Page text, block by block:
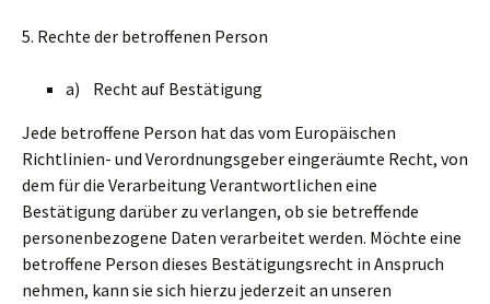
5. Rechte der betroffenen Person
a) Recht auf Bestätigung
Jede betroffene Person hat das vom Europäischen
Richtlinien- und Verordnungsgeber eingeräumte Recht, von
dem für die Verarbeitung Verantwortlichen eine
Bestätigung darüber zu verlangen, ob sie betreffende
personenbezogene Daten verarbeitet werden. Möchte eine
betroffene Person dieses Bestätigungsrecht in Anspruch
nehmen, kann sie sich hierzu jederzeit an unseren